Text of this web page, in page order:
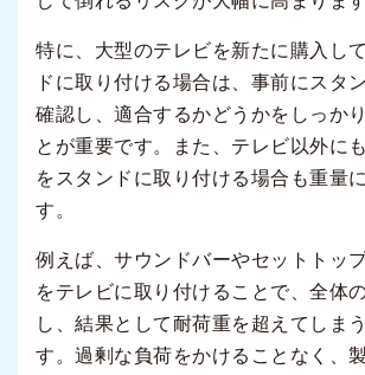
特に、大型のテレビを新たに購入し
ドに取り付ける場合は、事前にスタ
確認し、適合するかどうかをしっか
とが重要です。また、テレビ以外に
をスタンドに取り付ける場合も重量
す。
例えば、サウンドバーやセットトッ
をテレビに取り付けることで、全体
し、結果として耐荷重を超えてしま
す。過剰な負荷をかけることなく、